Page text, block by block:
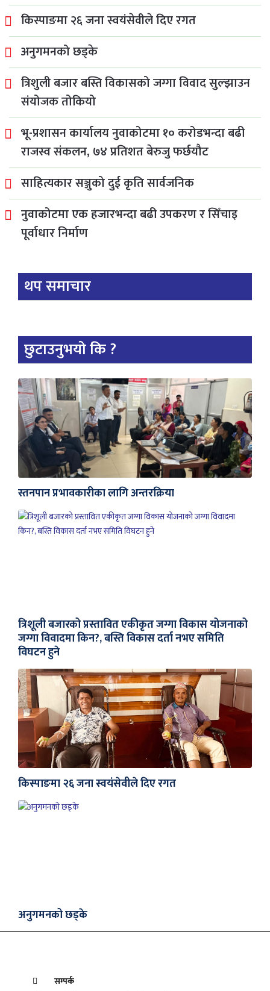
किस्पाङमा २६ जना स्वयंसेवीले दिए रगत
अनुगमनको छड्के
त्रिशुली बजार बस्ति विकासको जग्गा विवाद सुल्झाउन
संयोजक तोकियो
भू-प्रशासन कार्यालय नुवाकोटमा १० करोडभन्दा बढी
राजस्व संकलन, ७४ प्रतिशत बेरुजु फर्छयौट
साहित्यकार सञ्जुको दुई कृति सार्वजनिक
नुवाकोटमा एक हजारभन्दा बढी उपकरण र सिँचाइ
पूर्वाधार निर्माण
थप समाचार
छुटाउनुभयो कि ?
स्तनपान प्रभावकारीका लागि अन्तरक्रिया
त्रिशूली बजारको प्रस्तावित एकीकृत जग्गा विकास योजनाको
जग्गा विवादमा किन?, बस्ति विकास दर्ता नभए समिति
विघटन हुने
किस्पाङमा २६ जना स्वयंसेवीले दिए रगत
अनुगमनको छड्के
सम्पर्क